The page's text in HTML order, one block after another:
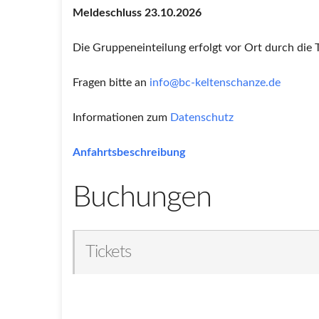
Meldeschluss 23.10.2026
Die Gruppeneinteilung erfolgt vor Ort durch die
Fragen bitte an info@bc-keltenschanze.de
Informationen zum Datenschutz
Anfahrtsbeschreibung
Buchungen
Tickets